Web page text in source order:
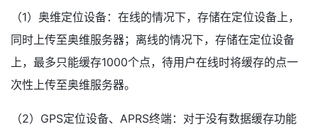
（1）奥维定位设备：在线的情况下，存储在定位设备上，
同时上传至奥维服务器；离线的情况下，存储在定位设备
上，最多只能缓存1000个点，待用户在线时将缓存的点一
次性上传至奥维服务器。
（2）GPS定位设备、APRS终端：对于没有数据缓存功能